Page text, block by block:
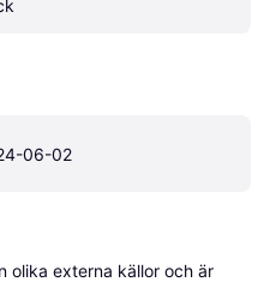
06-02
olika externa källor och är